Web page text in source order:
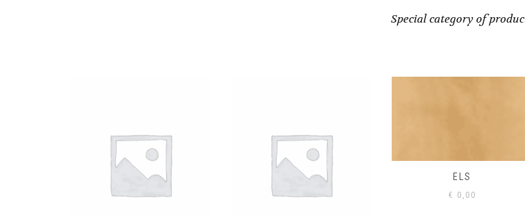
Special category of
ELS
€0,00
EIK
€ 0,00